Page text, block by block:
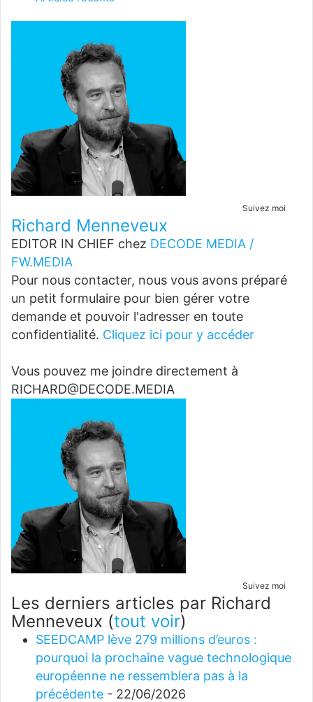
Suivez moi
Richard Menneveux
EDITOR IN CHIEF chez DECODE MEDIA /
FW.MEDIA
Pour nous contacter, nous vous avons préparé
un petit formulaire pour bien gérer votre
demande et pouvoir l'adresser en toute
confidentialité. Cliquez ici pour y accéder
Vous pouvez me joindre directement à
RICHARD@DECODE.MEDIA
Suivez moi
Les derniers articles par Richard
Menneveux (tout voir)
SEEDCAMP lève 279 millions d’euros :
pourquoi la prochaine vague technologique
européenne ne ressemblera pas à la
précédente - 22/06/2026